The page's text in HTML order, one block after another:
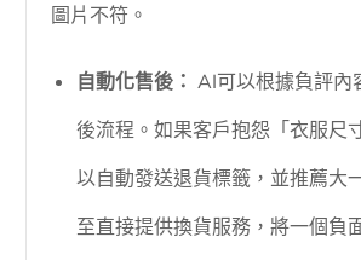
圖片不符。
自動化售後： AI可以根據負評內
後流程。如果客戶抱怨「衣服尺
以自動發送退貨標籤，並推薦大
至直接提供換貨服務，將一個負